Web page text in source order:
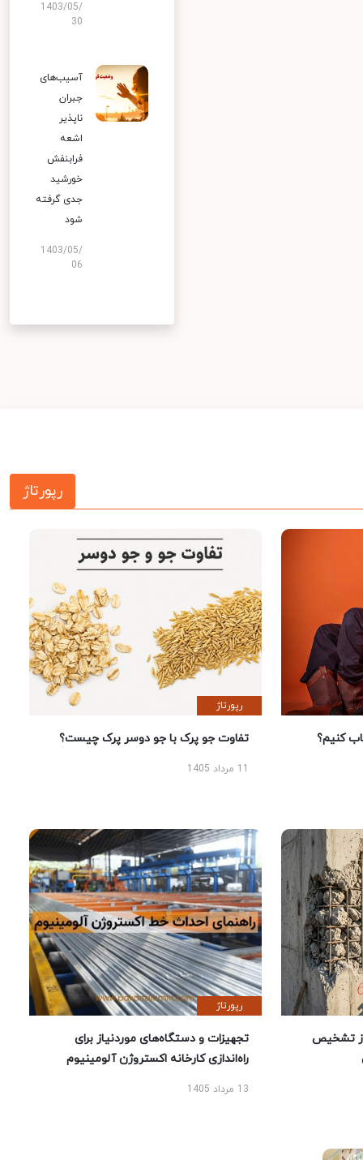
1403/05/
30
آسیب‌های
جبران
ناپذیر
اشعه
فرابنفش
خورشید
جدی گرفته
شود
1403/05/
06
رپورتاژ
کنیم؟
رپورتاژ
تفاوت جو پرک با جو دوسر پرک چیست؟
تشخیص
رپورتاژ
تجهیزات و دستگاه‌های موردنیاز برای
راه‌اندازی کارخانه اکستروژن آلومینیوم
13 مرداد 1405